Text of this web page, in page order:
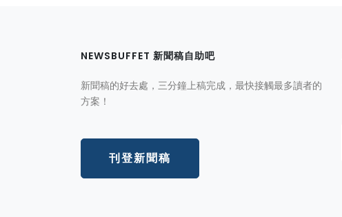
NEWSBUFFET 新聞稿自助吧
新聞稿的好去處，三分鐘上稿完成，最快接觸最多讀者的
方案！
刊登新聞稿